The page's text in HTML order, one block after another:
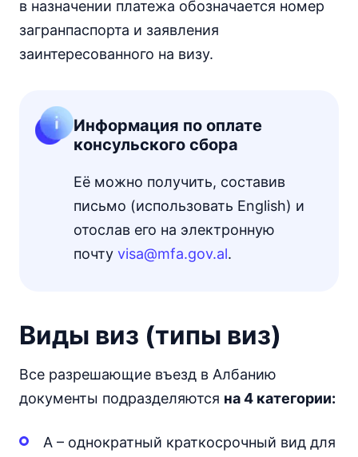
в назначении платежа обозначается номер
загранпаспорта и заявления
заинтересованного на визу.
Информация по оплате
консульского сбора
Её можно получить, составив
письмо (использовать English) и
отослав его на электронную
почту visa@mfa.gov.al.
Виды виз (типы виз)
Все разрешающие въезд в Албанию
документы подразделяются на 4 категории:
А – однократный краткосрочный вид для